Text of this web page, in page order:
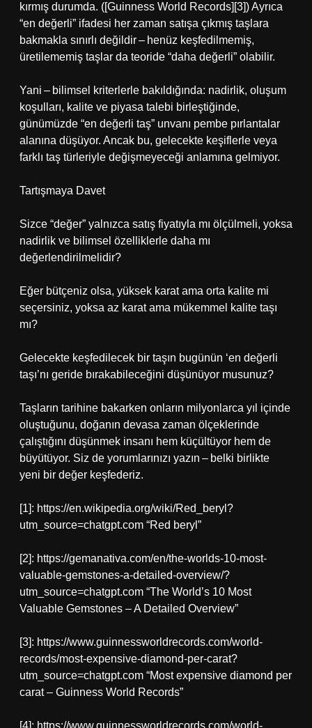
kırmış durumda. ([Guinness World Records][3]) Ayrıca
“en değerli” ifadesi her zaman satışa çıkmış taşlara
bakmakla sınırlı değildir – henüz keşfedilmemiş,
üretilememiş taşlar da teoride “daha değerli” olabilir.
Yani – bilimsel kriterlerle bakıldığında: nadirlik, oluşum
koşulları, kalite ve piyasa talebi birleştiğinde,
günümüzde “en değerli taş” unvanı pembe pırlantalar
alanına düşüyor. Ancak bu, gelecekte keşiflerle veya
farklı taş türleriyle değişmeyeceği anlamına gelmiyor.
Tartışmaya Davet
Sizce “değer” yalnızca satış fiyatıyla mı ölçülmeli, yoksa
nadirlik ve bilimsel özelliklerle daha mı
değerlendirilmelidir?
Eğer bütçeniz olsa, yüksek karat ama orta kalite mi
seçersiniz, yoksa az karat ama mükemmel kalite taşı
mı?
Gelecekte keşfedilecek bir taşın bugünün ‘en değerli
taşı’nı geride bırakabileceğini düşünüyor musunuz?
Taşların tarihine bakarken onların milyonlarca yıl içinde
oluştuğunu, doğanın devasa zaman ölçeklerinde
çalıştığını düşünmek insanı hem küçültüyor hem de
büyütüyor. Siz de yorumlarınızı yazın – belki birlikte
yeni bir değer keşfederiz.
[1]: https://en.wikipedia.org/wiki/Red_beryl?
utm_source=chatgpt.com “Red beryl”
[2]: https://gemanativa.com/en/the-worlds-10-most-
valuable-gemstones-a-detailed-overview/?
utm_source=chatgpt.com “The World’s 10 Most
Valuable Gemstones – A Detailed Overview”
[3]: https://www.guinnessworldrecords.com/world-
records/most-expensive-diamond-per-carat?
utm_source=chatgpt.com “Most expensive diamond per
carat – Guinness World Records”
[4]: https://www.guinnessworldrecords.com/world-